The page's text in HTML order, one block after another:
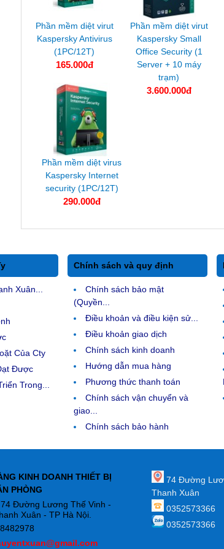
Phần mềm diệt virut
Kaspersky Antivirus
(1PC/12T)
165.000đ
Phần mềm diệt virut
Kaspersky Small
Office Security (1
Server + 10 máy
trạm)
3.600.000đ
Phần mềm diệt virus
Kaspersky Internet
security (1PC/12T)
290.000đ
Xuân...
Của Cty
Được
Trong...
Chính sách và quy định
Chính sách bảo mật
(Quyền...
Điều khoản và điều kiện sử...
Điều khoản giao dịch
Chính sách kinh doanh
Hướng dẫn mua hàng
Phương thức thanh toán
Chính sách vận chuyển và
giao...
Chính sách bảo hành
KINH DOANH THIẾT BỊ
PHÒNG
Đường Lương Thế Vinh -
Xuân - TP Hà Nội.
74 Đường
Thanh Xuân
0352573366
0352573366